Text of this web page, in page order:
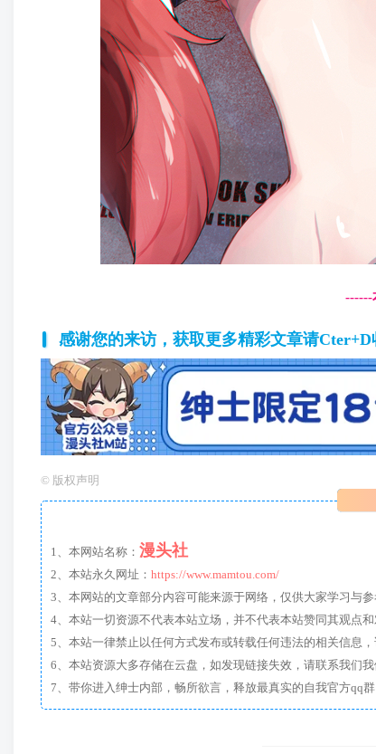
------
感谢您的来访，获取更多精彩文章请Cter+D
© 版权声明
1、本网站名称： 漫头社
2、本站永久网址： https://www.mamtou.com/
3、本网站的文章部分内容可能来源于网络，仅供大家学习与
4、本站一切资源不代表本站立场，并不代表本站赞同其观点和
5、本站一律禁止以任何方式发布或转载任何违法的相关信息
6、本站资源大多存储在云盘，如发现链接失效，请联系我们我